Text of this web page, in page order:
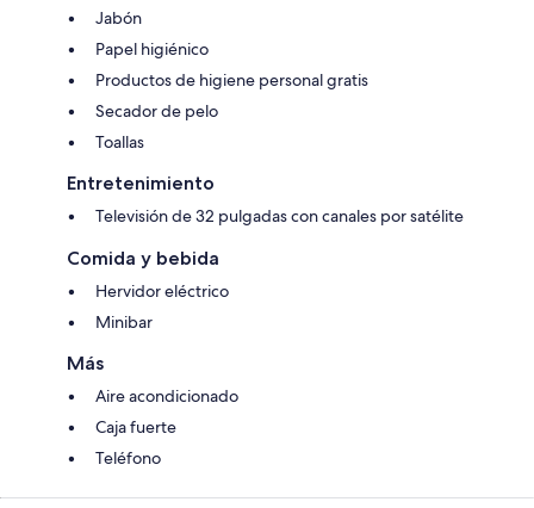
Jabón
Papel higiénico
Productos de higiene personal gratis
Secador de pelo
Toallas
Entretenimiento
Televisión de 32 pulgadas con canales por satélite
Comida y bebida
Hervidor eléctrico
Minibar
Más
Aire acondicionado
Caja fuerte
Teléfono